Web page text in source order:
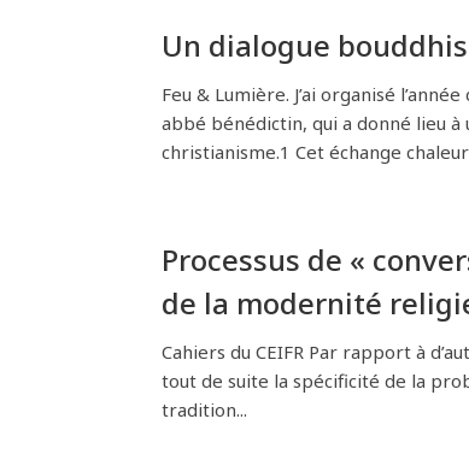
Un dialogue
Feu & Lumière. J’ai organisé
abbé bénédictin, qui a donné lieu
christianisme.1 Cet échange
Processus de «
de la modernité
Cahiers du CEIFR Par rapport à
tout de suite la spécificité de la
tradition...